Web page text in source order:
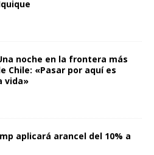
noche en la frontera más
Chile: «Pasar por aquí es
vida»
aplicará arancel del 10% a